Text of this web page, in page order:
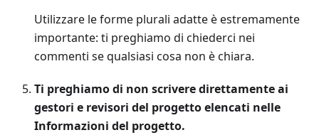
Utilizzare le forme plurali adatte è estremamente
importante: ti preghiamo di chiederci nei
commenti se qualsiasi cosa non è chiara.
Ti preghiamo di non scrivere direttamente ai
gestori e revisori del progetto elencati nelle
Informazioni del progetto.